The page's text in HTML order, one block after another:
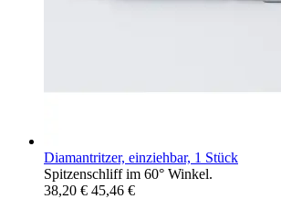
Diamantritzer, einziehbar, 1 Stück
Spitzenschliff im 60° Winkel.
38,20 € 45,46 €